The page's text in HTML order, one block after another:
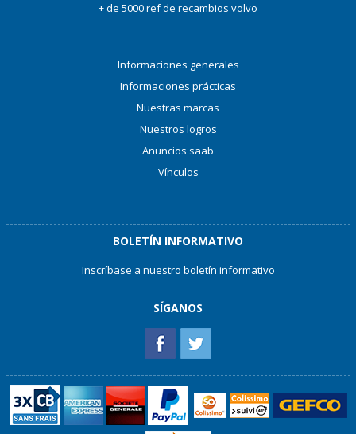
+ de 5000 ref de recambios volvo
Informaciones generales
Informaciones prácticas
Nuestras marcas
Nuestros logros
Anuncios saab
Vínculos
BOLETÍN INFORMATIVO
Inscríbase a nuestro boletín informativo
SÍGANOS